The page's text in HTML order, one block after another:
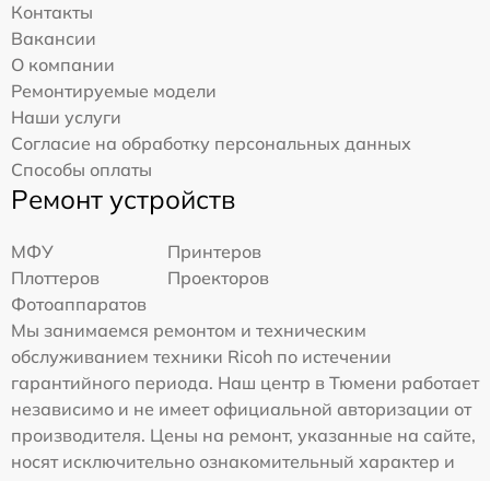
Контакты
Вакансии
О компании
Ремонтируемые модели
Наши услуги
Согласие на обработку персональных данных
Способы оплаты
Ремонт устройств
МФУ
Принтеров
Плоттеров
Проекторов
Фотоаппаратов
Мы занимаемся ремонтом и техническим
обслуживанием техники Ricoh по истечении
гарантийного периода. Наш центр в Тюмени работает
независимо и не имеет официальной авторизации от
производителя. Цены на ремонт, указанные на сайте,
носят исключительно ознакомительный характер и